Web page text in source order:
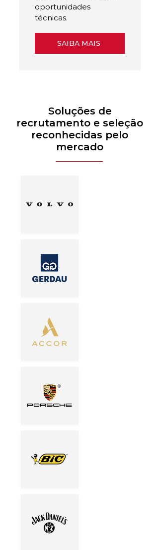
oportunidades
técnicas.
SAIBA MAIS
Soluções de
recrutamento e seleção
reconhecidas pelo
mercado